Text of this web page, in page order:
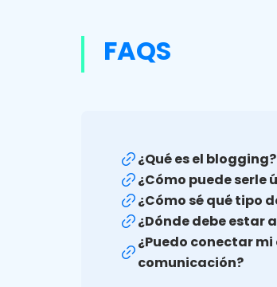
FAQS
¿Qué es el blogging?
¿Cómo puede serle
¿Cómo sé qué tipo
¿Dónde debe estar
¿Puedo conectar
comunicación?